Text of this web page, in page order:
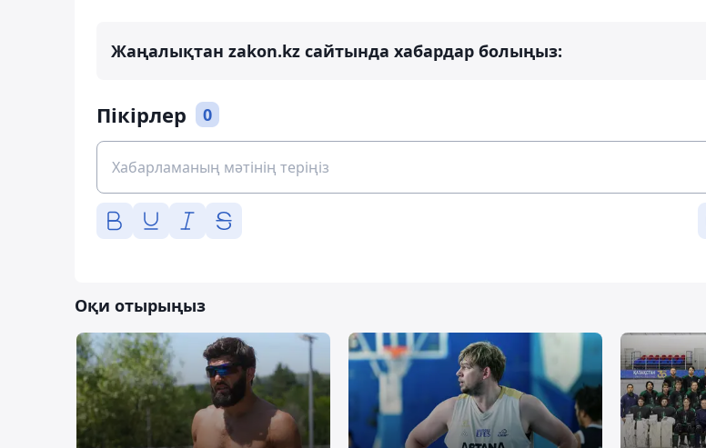
Жаңалықтан zakon.kz сайтында хабардар болыңыз:
Пікірлер 0
Оқи отырыңыз